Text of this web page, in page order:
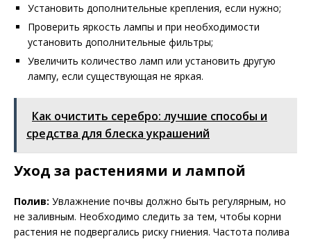
Установить дополнительные крепления, если нужно;
Проверить яркость лампы и при необходимости
установить дополнительные фильтры;
Увеличить количество ламп или установить другую
лампу, если существующая не яркая.
Как очистить серебро: лучшие способы и
средства для блеска украшений
Уход за растениями и лампой
Полив: Увлажнение почвы должно быть регулярным, но
не заливным. Необходимо следить за тем, чтобы корни
растения не подвергались риску гниения. Частота полива